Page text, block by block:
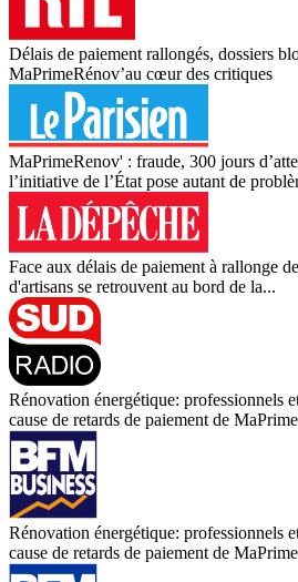
Délais de paiement rallongés, dossiers
MaPrimeRénov’au cœur des critiques
MaPrimeRenov' : fraude, 300 jours
l’initiative de l’État pose autant de
Face aux délais de paiement à rallonge
d'artisans se retrouvent au bord de la...
Rénovation énergétique: professionnels
cause de retards de paiement de
Rénovation énergétique: professionnels
cause de retards de paiement de